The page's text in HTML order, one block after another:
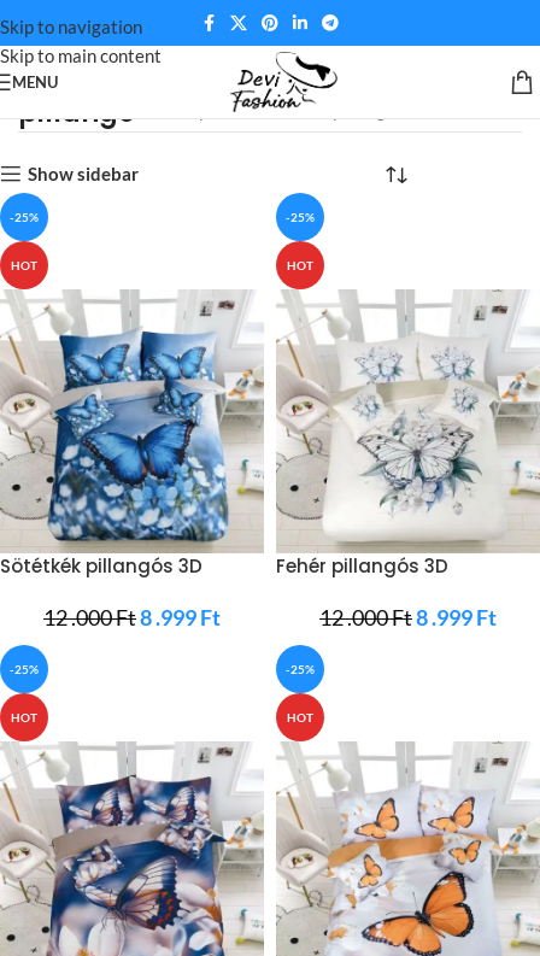
Skip to navigation
Skip to main content
MENU
pillangó Minta termék
Show sidebar
-25%
HOT
Sötétkék pillangós 3D
12 .000Ft8 .999Ft
-25%
HOT
Fehér pillangós 3D
12 .000Ft8 .999Ft
-25%
HOT
-25%
HOT